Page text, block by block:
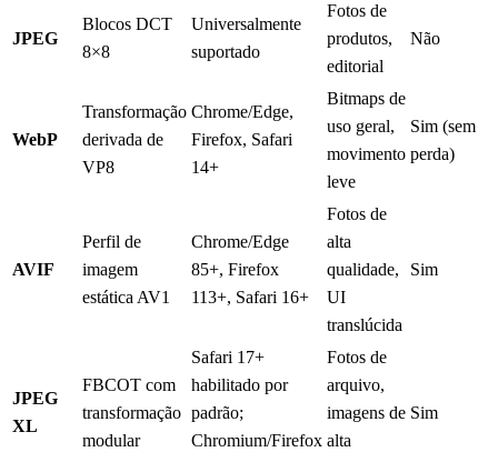
JPEG
Blocos DCT
8×8
Universalmente
suportado
Fotos de
produtos,
editorial
Não
WebP
Transformação
derivada de
VP8
Chrome/Edge,
Firefox, Safari
14+
Bitmaps de
uso geral,
movimento
leve
Sim (sem
perda)
AVIF
Perfil de
imagem
estática AV1
Chrome/Edge
85+, Firefox
113+, Safari 16+
Fotos de
alta
qualidade,
UI
translúcida
Sim
JPEG
XL
FBCOT com
transformação
modular
Safari 17+
habilitado por
padrão;
Chromium/Firefox
Fotos de
arquivo,
imagens de
alta
Sim